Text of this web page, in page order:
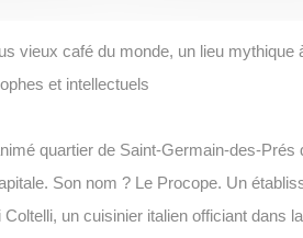
vieux café du monde, un lieu mythique
et intellectuels
quartier de Saint-Germain-des-Prés
Son nom ? Le Procope. Un
un cuisinier italien officiant dans